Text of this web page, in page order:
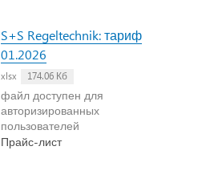
S+S Regeltechnik: тариф
01.2026
xlsx 174.06 Кб
файл доступен для
авторизированных
пользователей
Прайс-лист